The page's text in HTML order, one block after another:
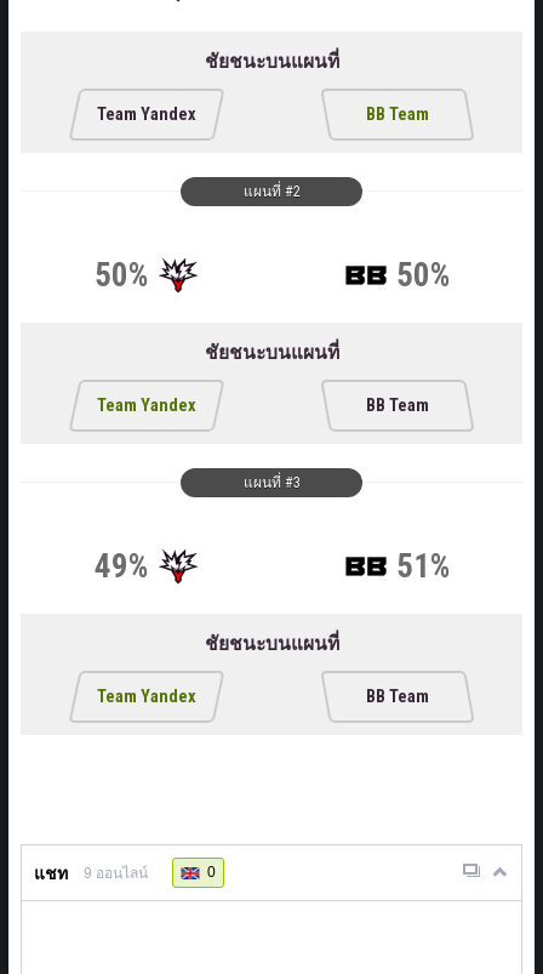
ชัยชนะบนแผนที่
Team Yandex BB Team
แผนที่ #2
50% 50%
ชัยชนะบนแผนที่
Team Yandex BB Team
แผนที่ #3
49% 51%
ชัยชนะบนแผนที่
Team Yandex BB Team
แชท 9 ออนไลน์ 0